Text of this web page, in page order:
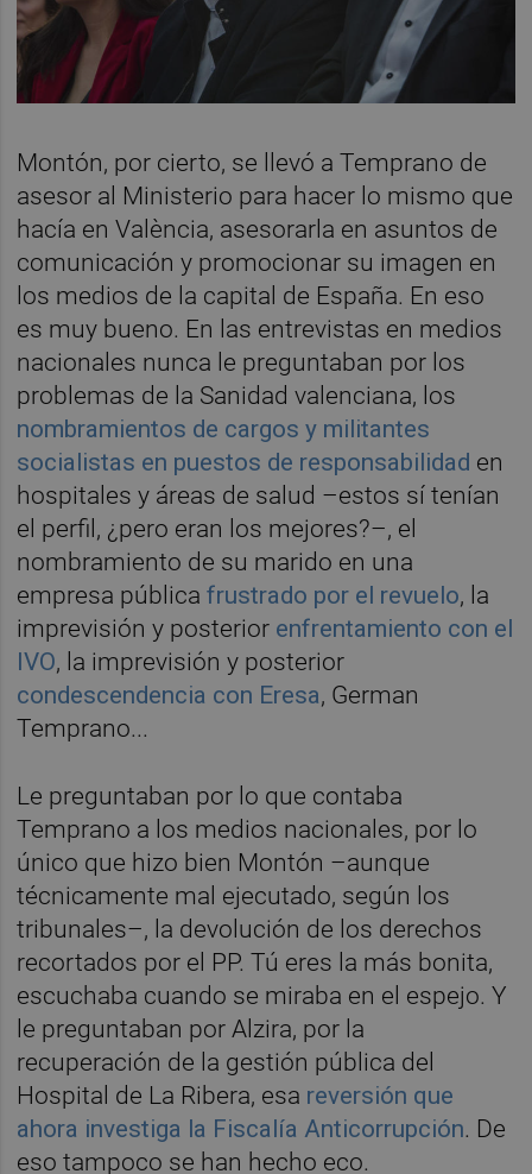
Montón, por cierto, se llevó a Temprano de
asesor al Ministerio para hacer lo mismo que
hacía en València, asesorarla en asuntos de
comunicación y promocionar su imagen en
los medios de la capital de España. En eso
es muy bueno. En las entrevistas en medios
nacionales nunca le preguntaban por los
problemas de la Sanidad valenciana, los
nombramientos de cargos y militantes
socialistas en puestos de responsabilidad en
hospitales y áreas de salud –estos sí tenían
el perfil, ¿pero eran los mejores?–, el
nombramiento de su marido en una
empresa públicafrustrado por el revuelo, la
imprevisión y posterior enfrentamiento con el
IVO, la imprevisión y posterior
condescendencia con Eresa, German
Temprano...
Le preguntaban por lo que contaba
Temprano a los medios nacionales, por lo
único que hizo bien Montón –aunque
técnicamente mal ejecutado, según los
tribunales–, la devolución de los derechos
recortados por el PP. Tú eres la más bonita,
escuchaba cuando se miraba en el espejo. Y
le preguntaban por Alzira, por la
recuperación de la gestión pública del
Hospital de La Ribera, esa reversión que
ahora investiga la Fiscalía Anticorrupción. De
eso tampoco se han hecho eco.